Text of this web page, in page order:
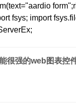
fsys; import
很强的web图表控